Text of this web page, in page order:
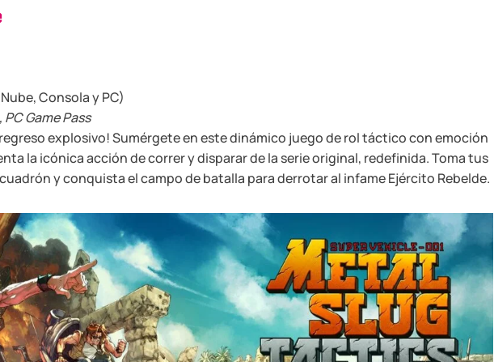
Consola y PC)
Game Pass
explosivo! Sumérgete en este dinámico juego de rol táctico con emoción
la icónica acción de correr y disparar de la serie original, redefinida. Toma tus
y conquista el campo de batalla para derrotar al infame Ejército Rebelde.